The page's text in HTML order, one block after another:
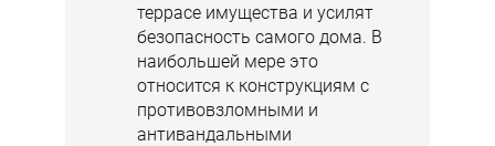
террасе имущества и усилят
безопасность самого дома. В
наибольшей мере это
относится к конструкциям с
противовзломными и
антивандальными